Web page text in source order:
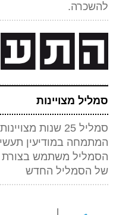
להשכרה.
סמליל מצויינות
המתמחה במודיעין
הסמליל משתמש בצורת
של הסמליל החדש